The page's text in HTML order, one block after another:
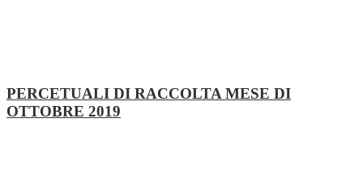
PERCETUALI DI RACCOLTA MESE DI
OTTOBRE 2019